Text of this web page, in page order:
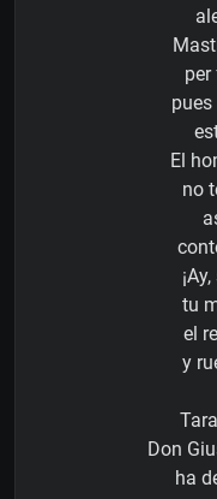
El
no
tu
el
y
Don
ha